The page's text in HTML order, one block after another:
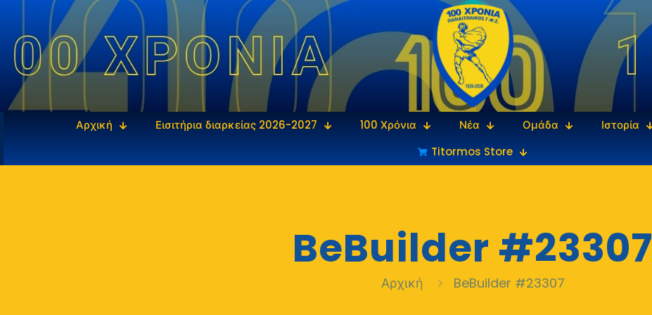
Αρχική Εισιτήρια διαρκείας 2026-2027 100 Χρόνια Νέα Ομάδα Ιστορία
Titormos Store
BeBuilder #23307
Αρχική BeBuilder #23307